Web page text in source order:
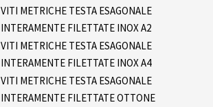
VITI METRICHE TESTA ESAGONALE
INTERAMENTE FILETTATE INOX A2
VITI METRICHE TESTA ESAGONALE
INTERAMENTE FILETTATE INOX A4
VITI METRICHE TESTA ESAGONALE
INTERAMENTE FILETTATE OTTONE